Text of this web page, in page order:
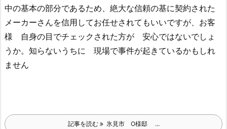
中の基本の部分であるため、絶大な信頼の基に契約された
メーカーさんを信用してお任せされてもいいですが、お客
様 自身の目でチェックされた方が 安心ではないでしょ
うか。知らないうちに 現場で事件が起きているかもしれ
ません
記事を読む 氷見市 O様邸 ...